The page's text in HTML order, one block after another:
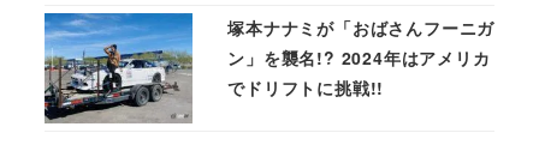
塚本ナナミが「おばさんフーニガ
ン」を襲名!? 2024年はアメリカ
でドリフトに挑戦!!